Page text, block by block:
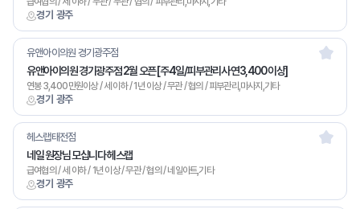
경기 광주
경기 광주
유앤아이의원 경기광주점
유앤아이의원 경기광주점 2월 오픈 [주4일/피부관리사 연3,400 이상]
연봉 3,400만원이상 / 세 이하 / 1년 이상 / 무관 / 협의 / 피부관리,마사지,기타
경기 광주
헤스랩태전점
네일 원장님 모십니다 헤스랩
급여협의 / 세 이하 / 1년 이상 / 무관 / 협의 / 네일아트,기타